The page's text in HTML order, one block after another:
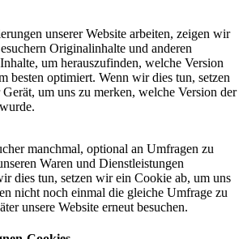
unserer Website arbeiten, zeigen wir
Originalinhalte und anderen
um herauszufinden, welche Version
besten optimiert. Wenn wir dies tun, setzen
um uns zu merken, welche Version der
manchmal, optional an Umfragen zu
Waren und Dienstleistungen
dies tun, setzen wir ein Cookie ab, um uns
nicht noch einmal die gleiche Umfrage zu
unsere Website erneut besuchen.